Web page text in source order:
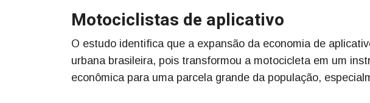
Motociclistas de aplicativo
O estudo identifica que a expansão da economia de
urbana brasileira, pois transformou a motocicleta em um
econômica para uma parcela grande da população,